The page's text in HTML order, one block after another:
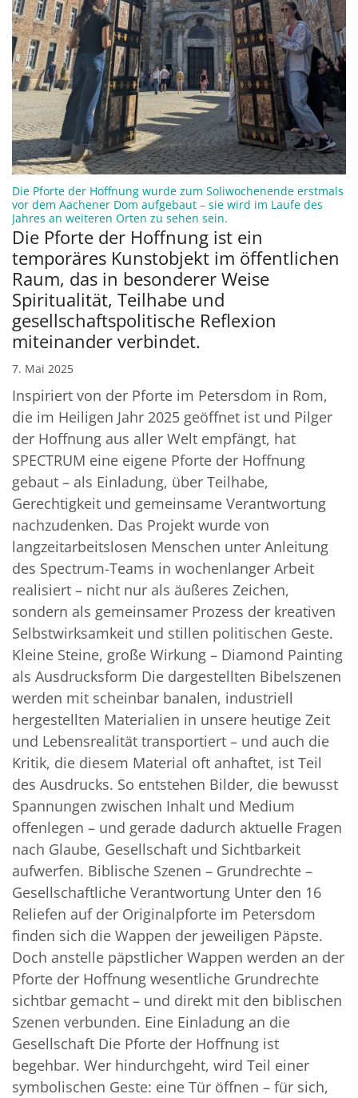
Die Pforte der Hoffnung wurde zum Soliwochenende erstmals
vor dem Aachener Dom aufgebaut – sie wird im Laufe des
Jahres an weiteren Orten zu sehen sein.
Die Pforte der Hoffnung ist ein
temporäres Kunstobjekt im öffentlichen
Raum, das in besonderer Weise
Spiritualität, Teilhabe und
gesellschaftspolitische Reflexion
miteinander verbindet.
7. Mai 2025
Inspiriert von der Pforte im Petersdom in Rom,
die im Heiligen Jahr 2025 geöffnet ist und Pilger
der Hoffnung aus aller Welt empfängt, hat
SPECTRUM eine eigene Pforte der Hoffnung
gebaut – als Einladung, über Teilhabe,
Gerechtigkeit und gemeinsame Verantwortung
nachzudenken. Das Projekt wurde von
langzeitarbeitslosen Menschen unter Anleitung
des Spectrum-Teams in wochenlanger Arbeit
realisiert – nicht nur als äußeres Zeichen,
sondern als gemeinsamer Prozess der kreativen
Selbstwirksamkeit und stillen politischen Geste.
Kleine Steine, große Wirkung – Diamond Painting
als Ausdrucksform Die dargestellten Bibelszenen
werden mit scheinbar banalen, industriell
hergestellten Materialien in unsere heutige Zeit
und Lebensrealität transportiert – und auch die
Kritik, die diesem Material oft anhaftet, ist Teil
des Ausdrucks. So entstehen Bilder, die bewusst
Spannungen zwischen Inhalt und Medium
offenlegen – und gerade dadurch aktuelle Fragen
nach Glaube, Gesellschaft und Sichtbarkeit
aufwerfen. Biblische Szenen – Grundrechte –
Gesellschaftliche Verantwortung Unter den 16
Reliefen auf der Originalpforte im Petersdom
finden sich die Wappen der jeweiligen Päpste.
Doch anstelle päpstlicher Wappen werden an der
Pforte der Hoffnung wesentliche Grundrechte
sichtbar gemacht – und direkt mit den biblischen
Szenen verbunden. Eine Einladung an die
Gesellschaft Die Pforte der Hoffnung ist
begehbar. Wer hindurchgeht, wird Teil einer
symbolischen Geste: eine Tür öffnen – für sich,